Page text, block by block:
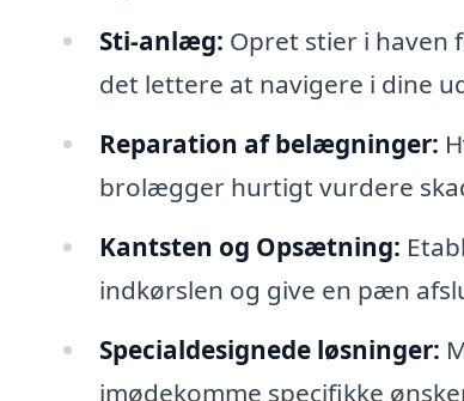
Sti-anlæg: Opret stier i
det lettere at navigere i dine
Reparation af belægninger:
brolægger hurtigt vurdere
Kantsten og Opsætning:
indkørslen og give en pæn
Specialdesignede løsninger:
imødekomme specifikke